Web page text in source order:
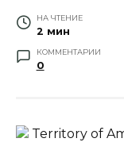
НА ЧТЕНИЕ
2 мин
КОММЕНТАРИИ
0
Territory of